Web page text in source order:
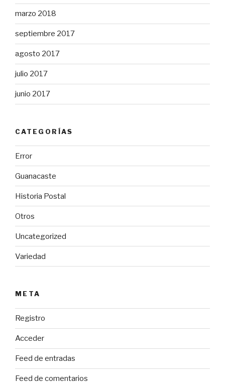
marzo 2018
septiembre 2017
agosto 2017
julio 2017
junio 2017
CATEGORÍAS
Error
Guanacaste
Historia Postal
Otros
Uncategorized
Variedad
META
Registro
Acceder
Feed de entradas
Feed de comentarios